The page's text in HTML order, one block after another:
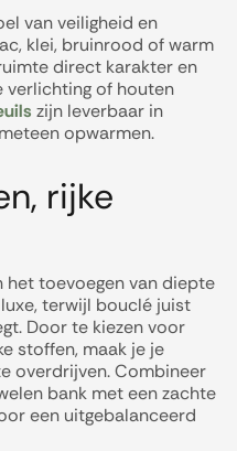
van veiligheid en
klei, bruinrood of warm
direct karakter en
verlichting of houten
zijn leverbaar in
opwarmen.
rijke
het toevoegen van diepte
terwijl bouclé juist
Door te kiezen voor
stoffen, maak je je
overdrijven. Combineer
bank met een zachte
een uitgebalanceerd